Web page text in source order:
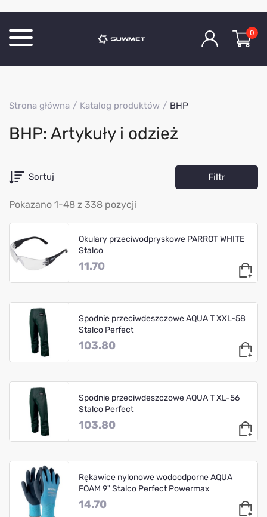
O Firmie
Aktualności
0
Strona główna Katalog produktów BHP
BHP: Artykuły i odzież
Sortuj Filtr
Pokazano 1-48 z 338 pozycji
Okulary przeciwodpryskowe PARROT WHITE
Stalco
11.70
Spodnie przeciwdeszczowe AQUA T XXL-58
Stalco Perfect
103.80
Spodnie przeciwdeszczowe AQUA T XL-56
Stalco Perfect
103.80
Rękawice nylonowe wodoodporne AQUA
FOAM 9" Stalco Perfect Powermax
14.70